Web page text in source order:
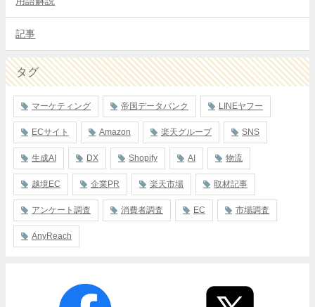
記事
タグ
マーケティング 帝国データバンク LINEヤフー
ECサイト Amazon 楽天グループ SNS
生成AI DX Shopify AI 物流
越境EC 企業PR 楽天市場 取材記事
アンケート調査 消費者調査 EC 市場調査
AnyReach